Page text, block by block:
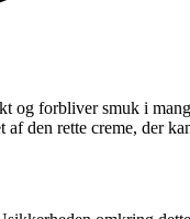
og forbliver smuk i
den rette creme, der